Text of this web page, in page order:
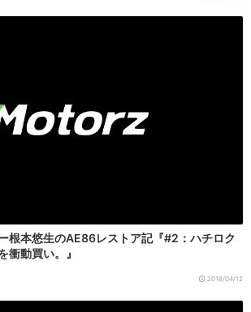
根本悠生のAE86レストア記『#2：ハチロク
衝動買い。』
2018/04/12